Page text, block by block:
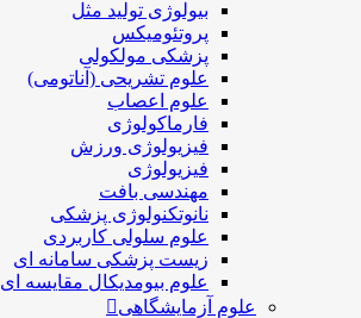
بیولوژی تولید مثل
پروتئومیکس
پزشکی مولکولی
علوم تشریحی (آناتومی)
علوم اعصاب
فارماکولوژی
فیزیولوژی ورزش
فیزیولوژی
مهندسی بافت
نانوتکنولوژی پزشکی
علوم سلولی کاربردی
زیست پزشکی سامانه ای
علوم بیومدیکال مقایسه ای
علوم آزمایشگاهی